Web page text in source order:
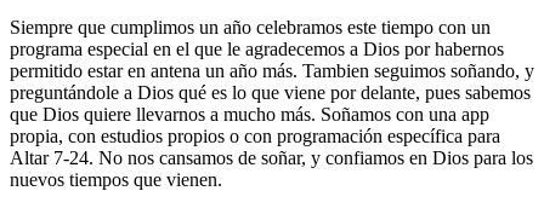
Siempre que cumplimos un año celebramos este tiempo con un
programa especial en el que le agradecemos a Dios por habernos
permitido estar en antena un año más. Tambien seguimos soñando, y
preguntándole a Dios qué es lo que viene por delante, pues sabemos
que Dios quiere llevarnos a mucho más. Soñamos con una app
propia, con estudios propios o con programación específica para
Altar 7-24. No nos cansamos de soñar, y confiamos en Dios para los
nuevos tiempos que vienen.